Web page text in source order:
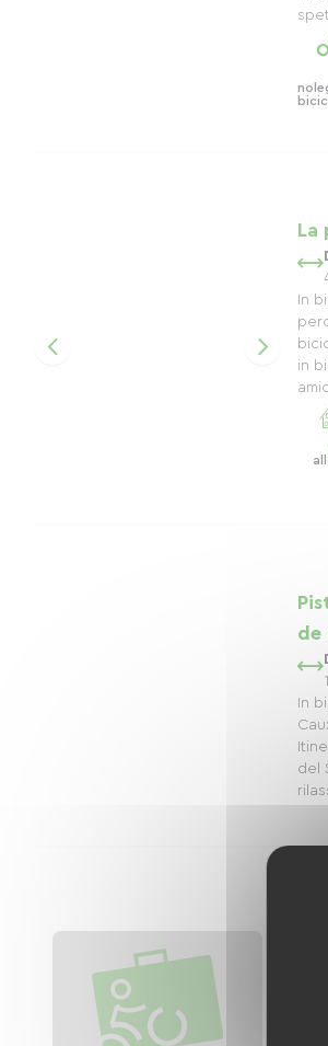
La
In
in
de
In
del
-